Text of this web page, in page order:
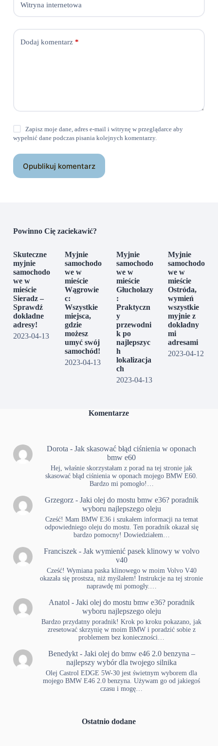
Witryna internetowa
Dodaj komentarz*
Zapisz moje dane, adres e-mail i witrynę w przeglądarce aby
wypełnić dane podczas pisania kolejnych komentarzy.
Opublikuj komentarz
Powinno Cię zaciekawić?
Skuteczne
myjnie
samochodo
we w
mieście
Sieradz –
Sprawdź
dokładne
adresy!
2023-04-13
Myjnie
samochodo
we w
mieście
Wągrowie
c:
Wszystkie
miejsca,
gdzie
możesz
umyć swój
samochód!
2023-04-13
Myjnie
samochodo
we w
mieście
Głuchołazy
:
Praktyczn
y
przewodni
k po
najlepszyc
h
lokalizacja
ch
2023-04-13
Myjnie
samochodo
we w
mieście
Ostróda,
wymień
wszystkie
myjnie z
dokładny
mi
adresami
2023-04-12
Komentarze
Dorota -Jak skasować błąd ciśnienia w oponach
bmw e60
Hej, właśnie skorzystałam z porad na tej stronie jak
skasować błąd ciśnienia w oponach mojego BMW E60.
Bardzo mi pomogło!…
Grzegorz- Jaki olej do mostu bmw e36? poradnik
wyboru najlepszego oleju
Cześć! Mam BMW E36 i szukałem informacji na temat
odpowiedniego oleju do mostu. Ten poradnik okazał się
bardzo pomocny! Dowiedziałem…
Franciszek- Jak wymienić pasek klinowy w volvo
v40
Cześć! Wymiana paska klinowego w moim Volvo V40
okazała się prostsza, niż myślałem! Instrukcje na tej stronie
naprawdę mi pomogły.…
Anatol - Jaki olej do mostu bmw e36? poradnik
wyboru najlepszego oleju
Bardzo przydatny poradnik! Krok po kroku pokazano, jak
zresetować skrzynię w moim BMW i poradzić sobie z
problemem bez konieczności…
Benedykt- Jaki olej do bmw e46 2.0 benzyna –
najlepszy wybór dla twojego silnika
Olej Castrol EDGE 5W-30 jest świetnym wyborem dla
mojego BMW E46 2.0 benzyna. Używam go od jakiegoś
czasu i mogę…
Ostatnio dodane